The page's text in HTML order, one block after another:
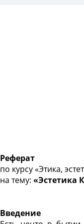
Реферат
по курсу «Этика,
на тему: «Эстетика
Введение